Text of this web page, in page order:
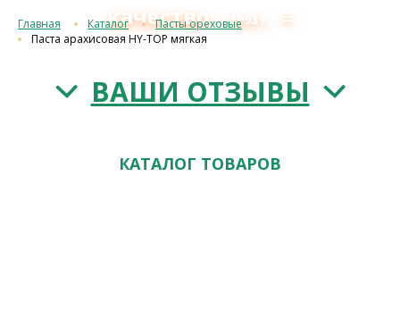
качествос 1993 г. ≡
Главная Каталог
Пасты ореховые
Паста арахисовая HY-TOP мягкая
ВАШИ ОТЗЫВЫ
КАТАЛОГ ТОВАРОВ